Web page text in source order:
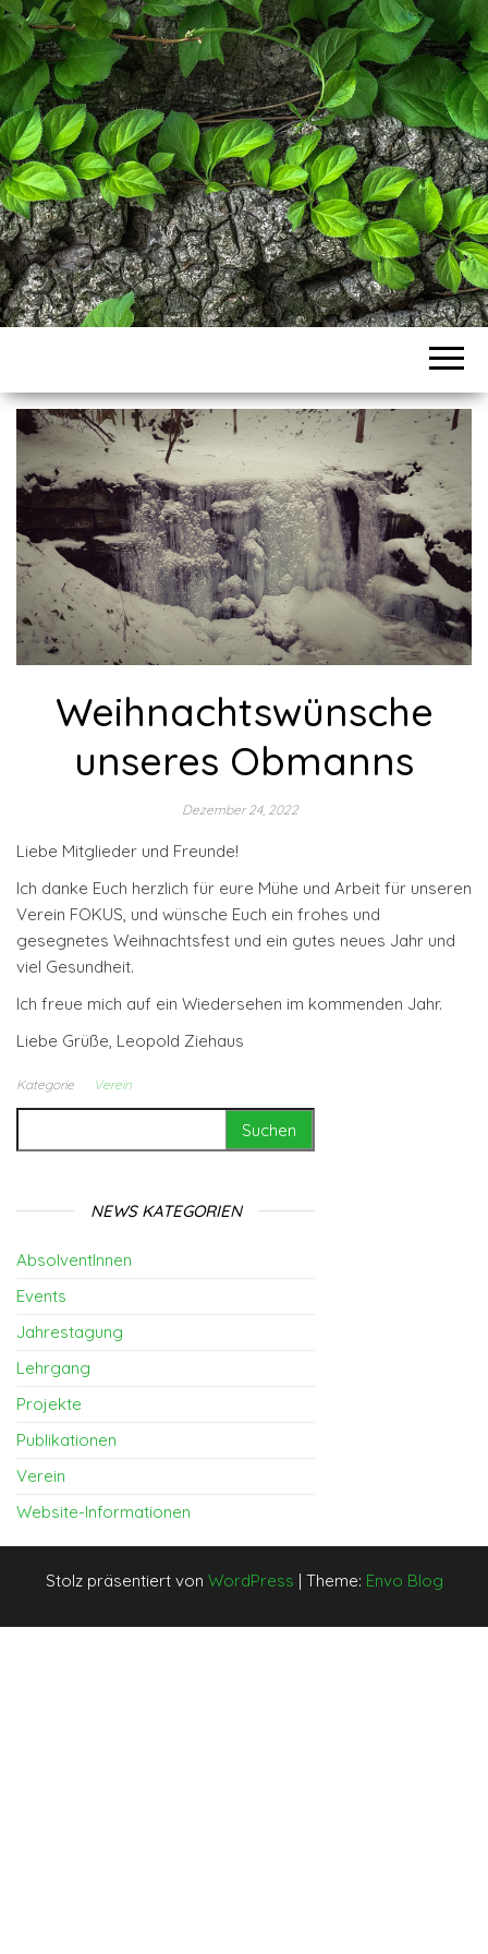
VEREIN FOKUS
– FORST- UND
KULTUR-
SERVICE
Weihnachtswünsche
unseres Obmanns
Dezember 24, 2022
Liebe Mitglieder und Freunde!
Ich danke Euch herzlich für eure Mühe und Arbeit für unseren
Verein FOKUS, und wünsche Euch ein frohes und
gesegnetes Weihnachtsfest und ein gutes neues Jahr und
viel Gesundheit.
Ich freue mich auf ein Wiedersehen im kommenden Jahr.
Liebe Grüße, Leopold Ziehaus
Kategorie Verein
NEWS KATEGORIEN
AbsolventInnen
Events
Jahrestagung
Lehrgang
Projekte
Publikationen
Verein
Website-Informationen
Stolz präsentiert von WordPress | Theme: Envo Blog